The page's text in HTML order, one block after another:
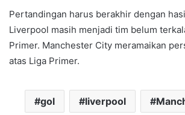
Pertandingan harus berakhir dengan
Liverpool masih menjadi tim belum
Primer. Manchester City meramaikan
atas Liga Primer.
gol liverpool